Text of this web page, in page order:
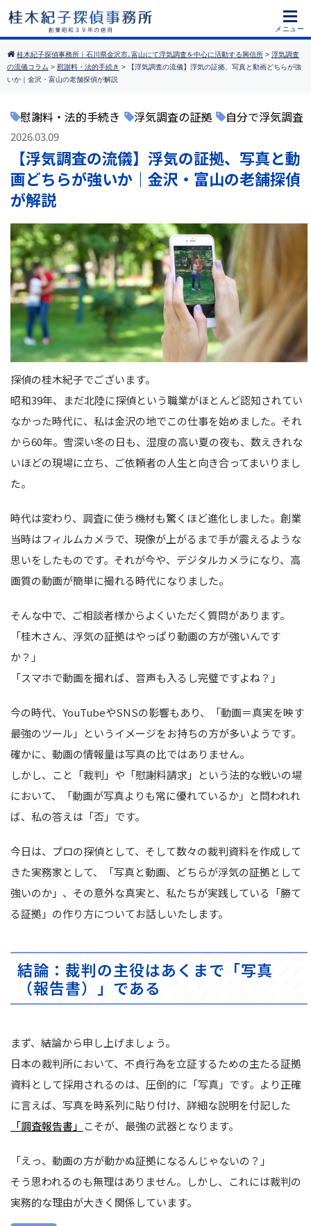
桂木紀子探偵事務所｜石川県金沢市､富山にて浮気調査を中心に活動する興信所 > 浮気調査
の流儀コラム > 慰謝料・法的手続き >
【浮気調査の流儀】浮気の証拠、写真と動画どちらが強
いか｜金沢・富山の老舗探偵が解説
慰謝料・法的手続き 浮気調査の証拠 自分で浮気調査
2026.03.09
【浮気調査の流儀】浮気の証拠、写真と動
画どちらが強いか｜金沢・富山の老舗探偵
が解説
探偵の桂木紀子でございます。
昭和39年、まだ北陸に探偵という職業がほとんど認知されてい
なかった時代に、私は金沢の地でこの仕事を始めました。それ
から60年。雪深い冬の日も、湿度の高い夏の夜も、数えきれな
いほどの現場に立ち、ご依頼者の人生と向き合ってまいりまし
た。
時代は変わり、調査に使う機材も驚くほど進化しました。創業
当時はフィルムカメラで、現像が上がるまで手が震えるような
思いをしたものです。それが今や、デジタルカメラになり、高
画質の動画が簡単に撮れる時代になりました。
そんな中で、ご相談者様からよくいただく質問があります。
「桂木さん、浮気の証拠はやっぱり動画の方が強いんです
か？」
「スマホで動画を撮れば、音声も入るし完璧ですよね？」
今の時代、YouTubeやSNSの影響もあり、「動画＝真実を映す
最強のツール」というイメージをお持ちの方が多いようです。
確かに、動画の情報量は写真の比ではありません。
しかし、こと「裁判」や「慰謝料請求」という法的な戦いの場
において、「動画が写真よりも常に優れているか」と問われれ
ば、私の答えは「否」です。
今日は、プロの探偵として、そして数々の裁判資料を作成して
きた実務家として、「写真と動画、どちらが浮気の証拠として
強いのか」、その意外な真実と、私たちが実践している「勝て
る証拠」の作り方についてお話しいたします。
結論：裁判の主役はあくまで「写真
（報告書）」である
まず、結論から申し上げましょう。
日本の裁判所において、不貞行為を立証するための主たる証拠
資料として採用されるのは、圧倒的に「写真」です。より正確
に言えば、写真を時系列に貼り付け、詳細な説明を付記した
「調査報告書」 こそが、最強の武器となります。
「えっ、動画の方が動かぬ証拠になるんじゃないの？」
そう思われるのも無理はありません。しかし、これには裁判の
実務的な理由が大きく関係しています。